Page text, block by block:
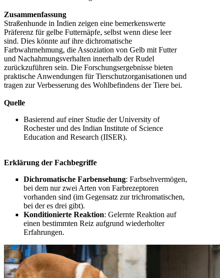
Zusammenfassung
Straßenhunde in Indien zeigen eine bemerkenswerte
Präferenz für gelbe Futternäpfe, selbst wenn diese leer
sind. Dies könnte auf ihre dichromatische
Farbwahrnehmung, die Assoziation von Gelb mit Futter
und Nachahmungsverhalten innerhalb der Rudel
zurückzuführen sein. Die Forschungsergebnisse bieten
praktische Anwendungen für Tierschutzorganisationen und
tragen zur Verbesserung des Wohlbefindens der Tiere bei.
Quelle
Basierend auf einer Studie der University of
Rochester und des Indian Institute of Science
Education and Research (IISER).
Erklärung der Fachbegriffe
Dichromatische Farbensehung: Farbsehvermögen,
bei dem nur zwei Arten von Farbrezeptoren
vorhanden sind (im Gegensatz zur trichromatischen,
bei der es drei gibt).
Konditionierte Reaktion: Gelernte Reaktion auf
einen bestimmten Reiz aufgrund wiederholter
Erfahrungen.